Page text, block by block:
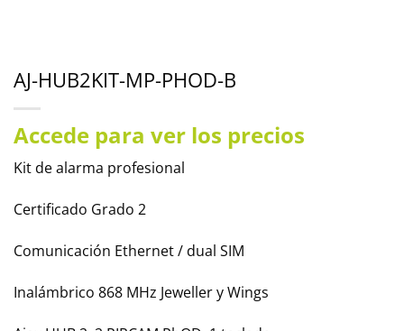
AJ-HUB2KIT-MP-PHOD-B
Accede para ver los precios
Kit de alarma profesional
Certificado Grado 2
Comunicación Ethernet / dual SIM
Inalámbrico 868 MHz Jeweller y Wings